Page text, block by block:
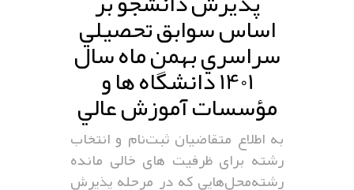
اساس سوابق تحصيلي
سراسري بهمن ماه سال
1401 دانشگاه ها و
مؤسسات آموزش عالي
به اطلاع متقاضيان ثبت‌نام و انتخاب
رشته‌ برای ظرفیت های خالی مانده
رشته‌محل‌هايي که در مرحله پذیرش